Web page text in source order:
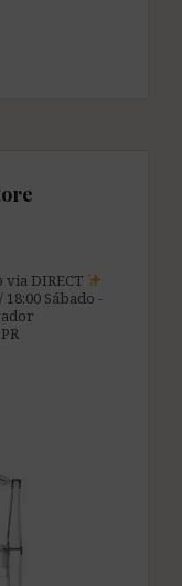
via DIRECT
18:00 Sábado -